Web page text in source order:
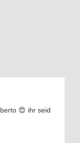
😍 ihr seid